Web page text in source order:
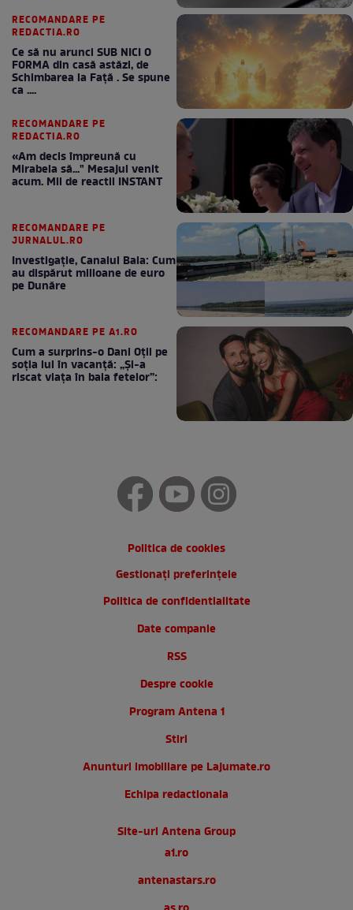
RECOMANDARE PE
REDACTIA.RO
Ce să nu arunci SUB NICI O
FORMA din casă astăzi, de
Schimbarea la Față . Se spune
ca ....
RECOMANDARE PE
REDACTIA.RO
«Am decis împreună cu
Mirabela să..." Mesajul venit
acum. Mii de reactii INSTANT
RECOMANDARE PE
JURNALUL.RO
Investigație, Canalul Bala: Cum
au dispărut milioane de euro
pe Dunăre
RECOMANDARE PE A1.RO
Cum a surprins-o Dani Oțil pe
soția lui în vacanță: „Și-a
riscat viața în baia fetelor”:
Politica de cookies
Gestionați preferințele
Politica de confidentialitate
Date companie
RSS
Despre cookie
Program Antena 1
Stiri
Anunturi imobiliare pe Lajumate.ro
Echipa redactionala
Site-uri Antena Group
a1.ro
antenastars.ro